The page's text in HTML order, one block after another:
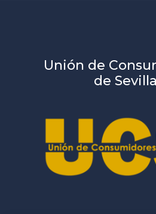
Unión de
de Sevilla